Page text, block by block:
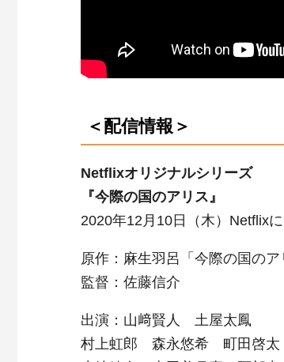
＜配信情報＞
Netflixオリジナルシリーズ
『今際の国のアリス』
2020年12月10日（木）Netflix
原作：麻生羽呂「今際の国の
監督：佐藤信介
出演：山﨑賢人 土屋太鳳
村上虹郎 森永悠希 町田啓